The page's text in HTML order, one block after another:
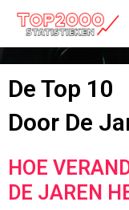
De Top 10
Door De
HOE
DE JAREN